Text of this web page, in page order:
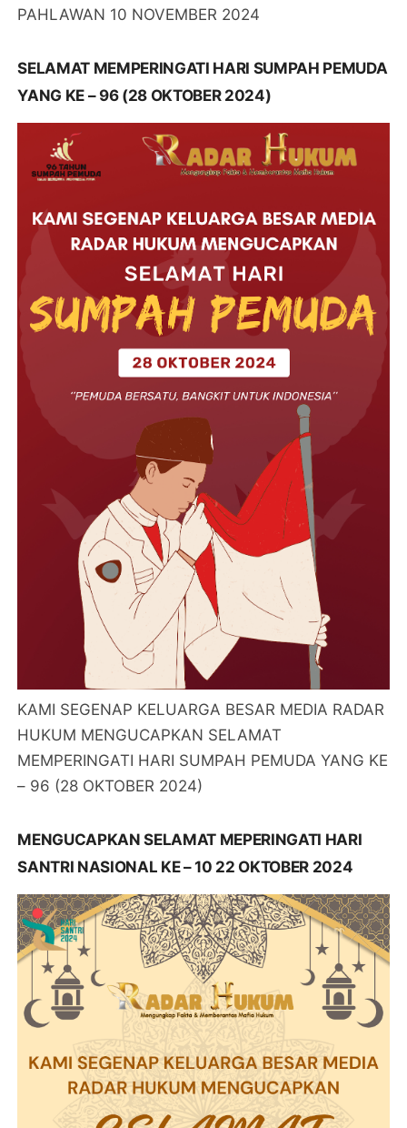
PAHLAWAN 10 NOVEMBER 2024
SELAMAT MEMPERINGATI HARI SUMPAH PEMUDA
YANG KE – 96 (28 OKTOBER 2024)
KAMI SEGENAP KELUARGA BESAR MEDIA RADAR
HUKUM MENGUCAPKAN SELAMAT
MEMPERINGATI HARI SUMPAH PEMUDA YANG KE
– 96 (28 OKTOBER 2024)
MENGUCAPKAN SELAMAT MEPERINGATI HARI
SANTRI NASIONAL KE – 10 22 OKTOBER 2024